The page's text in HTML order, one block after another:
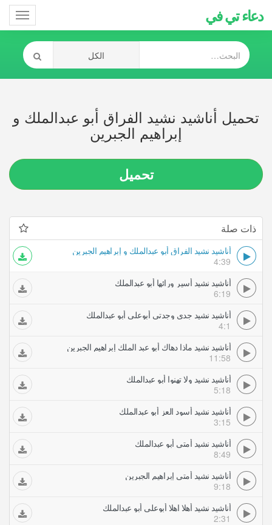
دعاء تي في
تحميل أناشيد نشيد الفراق أبو عبدالملك و
إبراهيم الجبرين
تحميل
ذات صلة
أناشيد نشيد الفراق أبو عبدالملك و إبراهيم الجبرين
4:39
أناشيد نشيد أسير ورائها أبو عبدالملك
6:19
أناشيد نشيد جدي وجدتي أبوعلي أبو عبدالملك
4:1
أناشيد نشيد ماذا دهاك أبو عبد الملك إبراهيم الجبرين
11:58
أناشيد نشيد ولا تهنوا أبو عبدالملك
5:18
أناشيد نشيد أسود العز أبو عبدالملك
3:15
أناشيد نشيد أمتي أبو عبدالملك
8:49
أناشيد نشيد أمتي إبراهيم الجبرين
9:18
أناشيد نشيد أهلا اهلا أبوعلي أبو عبدالملك
2:31